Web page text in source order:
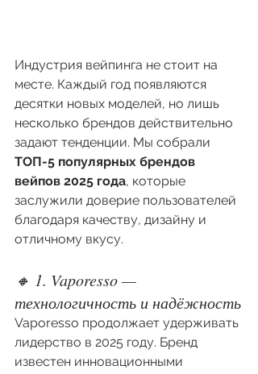
Индустрия вейпинга не стоит на
месте. Каждый год появляются
десятки новых моделей, но лишь
несколько брендов действительно
задают тенденции. Мы собрали
ТОП-5 популярных брендов
вейпов 2025 года, которые
заслужили доверие пользователей
благодаря качеству, дизайну и
отличному вкусу.
🔸 1. Vaporesso —
технологичность и надёжность
Vaporesso продолжает удерживать
лидерство в 2025 году. Бренд
известен инновационными